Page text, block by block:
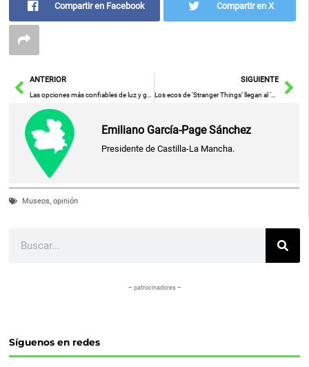
Compartir en Facebook Compartir en X
AntANTERIOR
Las opciones más confiables de luz y gas en 2026 para disfrutar de un verano sin sorpresas en tu factura
SIGUIENTE
Los ecos de ‘Stranger Things’ llegan al ‘Sefarad’ para el viaje de fin de curso del ‘San Lucas’
Emiliano García-Page Sánchez
Presidente de Castilla-La Mancha.
Museos,opinión
– patrocinadores –
Síguenos en redes